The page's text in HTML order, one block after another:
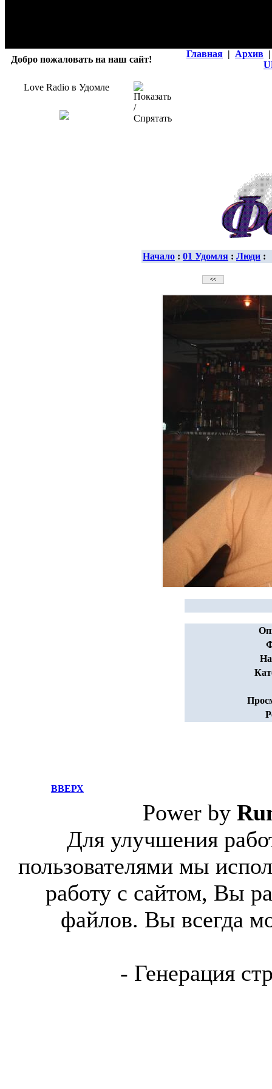
Добро пожаловать на наш сайт!
Главная | Архив |
Love Radio в Удомле
Начало : 01 Удомля : Люди :
ВВЕРХ
Power by
Для улучшения
пользователями мы
работу с сайтом, Вы
файлов. Вы всегда
- Генерация